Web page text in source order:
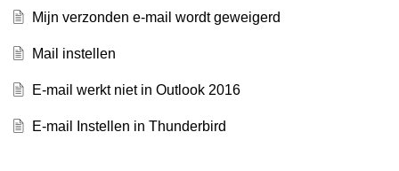
Mijn verzonden e-mail wordt geweigerd
Mail instellen
E-mail werkt niet in Outlook 2016
E-mail Instellen in Thunderbird